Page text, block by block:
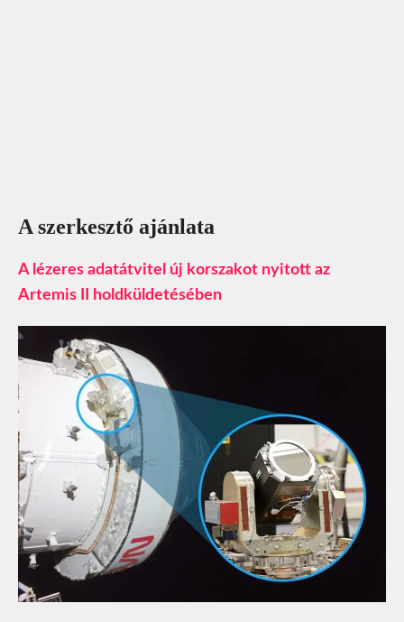
A szerkesztő ajánlata
A lézeres adatátvitel új korszakot nyitott az
Artemis II holdküldetésében